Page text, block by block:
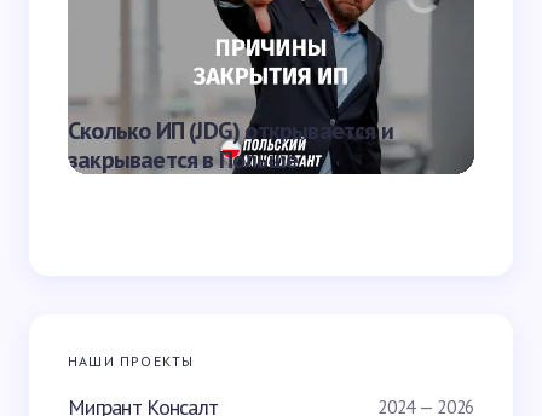
Отправить
Сколько ИП (JDG) открывается и
закрывается в Польше
НАШИ ПРОЕКТЫ
Мигрант Консалт 2024 — 2026